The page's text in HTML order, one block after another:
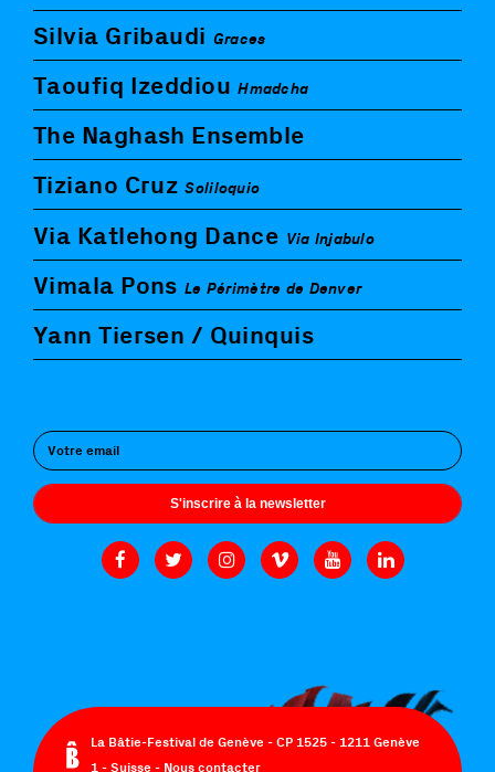
Silvia Gribaudi Graces
Taoufiq Izeddiou Hmadcha
The Naghash Ensemble
Tiziano Cruz Soliloquio
Via Katlehong Dance Via Injabulo
Vimala Pons Le Périmètre de Denver
Yann Tiersen / Quinquis
S'inscrire à la newsletter
La Bâtie-Festival de Genève - CP 1525 - 1211 Genève
1 - Suisse - Nous contacter